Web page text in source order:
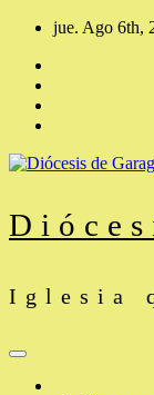
Saltar
contenido
jue. Ago 6th,
Iglesia